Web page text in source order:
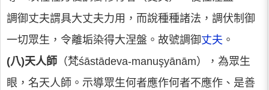
調御丈夫謂具大丈夫力用，而說種種諸法，調伏制御
一切眾生，令離垢染得大涅盤。故號調御丈夫 。
(八)天人師 （梵śāstādeva-manuşyānām），為眾生
眼，名天人師。示導眾生何者應作何者不應作、是善